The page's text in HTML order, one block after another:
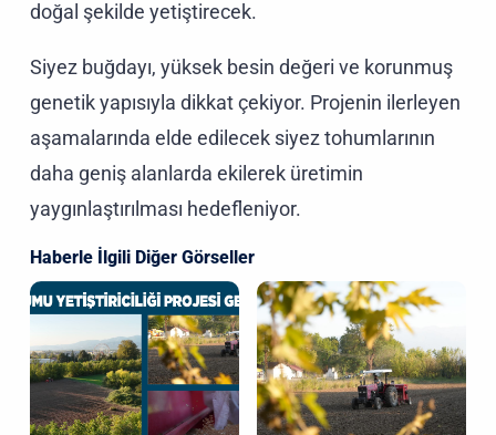
doğal şekilde yetiştirecek.
Siyez buğdayı, yüksek besin değeri ve korunmuş
genetik yapısıyla dikkat çekiyor. Projenin ilerleyen
aşamalarında elde edilecek siyez tohumlarının
daha geniş alanlarda ekilerek üretimin
yaygınlaştırılması hedefleniyor.
Haberle İlgili Diğer Görseller